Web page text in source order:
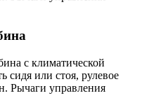
с климатической
сидя или стоя, рулевое
Рычаги управления